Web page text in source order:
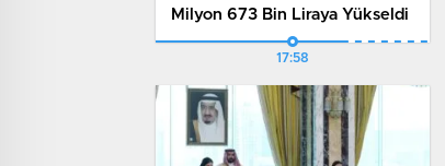
Milyon 673 Bin Liraya Yükseldi
17:58